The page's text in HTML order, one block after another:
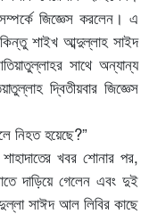
জিজ্ঞেস করলেন। এ
শাইখ আব্দুল্লাহ সাইদ
সাথে অন্যান্য
দ্বিতীয়বার জিজ্ঞেস
নিহত হয়েছে?”
খবর শোনার পর,
দাড়িয়ে গেলেন এবং দুই
সাঈদ আল লিবির কাছে